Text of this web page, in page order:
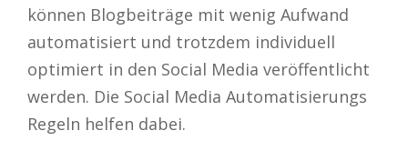
können Blogbeiträge mit wenig Aufwand
automatisiert und trotzdem individuell
optimiert in den Social Media veröffentlicht
werden. Die Social Media Automatisierungs
Regeln helfen dabei.